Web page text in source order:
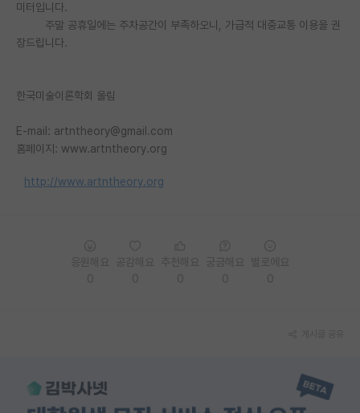
미터입니다.
주말 공휴일에는 주차공간이 부족하오니, 가급적 대중교통 이용을 권
장드립니다.
한국미술이론학회 올림
E-mail: artntheory@gmail.com
홈페이지: www.artntheory.org
http://www.artntheory.org